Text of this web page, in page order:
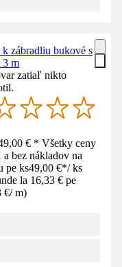
zábradliu bukové s
3 m
zatiaľ nikto
€ * Všetky ceny
bez nákladov na
pe ks49,00 €*/ ks
la 16,33 € pe
€/ m)